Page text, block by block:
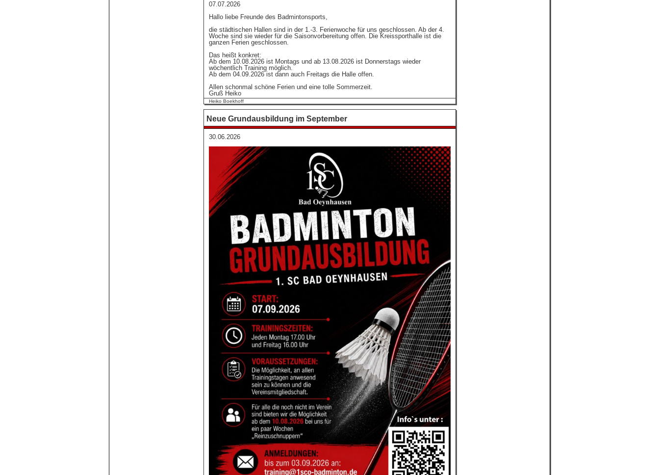
07.07.2026
Hallo liebe Freunde des Badmintonsports,
die städtischen Hallen sind in der 1.-3. Ferienwoche für uns geschlossen. Ab der 4.
Woche sind sie wieder für die Saisonvorbereitung offen. Die Kreissporthalle ist die
ganzen Ferien geschlossen.
Das heißt konkret:
Ab dem 10.08.2026 ist Montags und ab 13.08.2026 ist Donnerstags wieder
wöchentlich Training möglich.
Ab dem 04.09.2026 ist dann auch Freitags die Halle offen.
Allen schonmal schöne Ferien und eine tolle Sommerzeit.
Gruß Heiko
Heiko Boekhoff
Neue Grundausbildung im September
30.06.2026